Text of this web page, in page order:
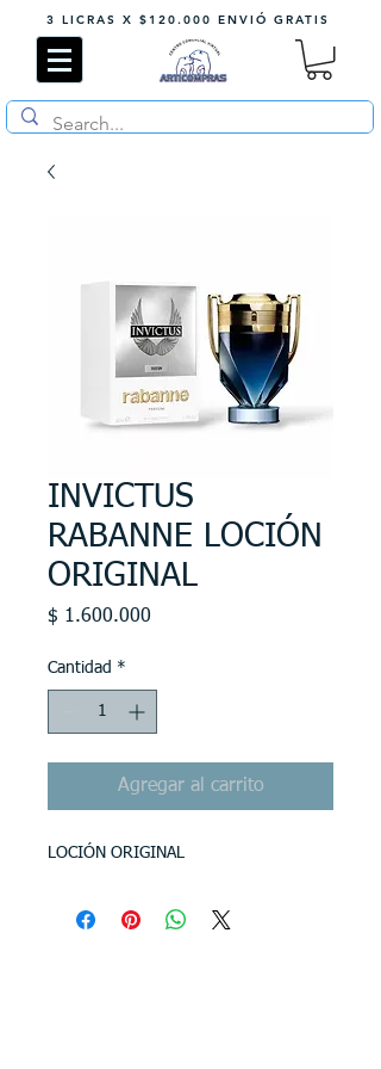
3 LICRAS X $120.000 ENVIÓ GRATIS
INVICTUS
RABANNE LOCIÓN
ORIGINAL
$ 1.600.000
Cantidad *
Agregar al carrito
LOCIÓN ORIGINAL